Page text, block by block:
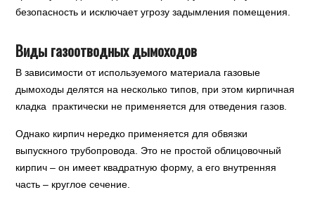
безопасность и исключает угрозу задымления помещения.
Виды газоотводных дымоходов
В зависимости от используемого материала газовые
дымоходы делятся на несколько типов, при этом кирпичная
кладка практически не применяется для отведения газов.
Однако кирпич нередко применяется для обвязки
выпускного трубопровода. Это не простой облицовочный
кирпич – он имеет квадратную форму, а его внутренняя
часть – круглое сечение.